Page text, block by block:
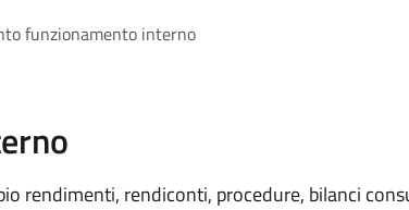
funzionamento interno
rendimenti, rendiconti, procedure, bilanci